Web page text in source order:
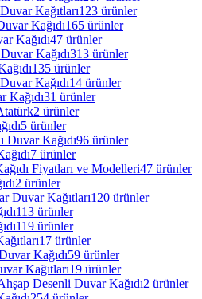
Kağıtları123 ürünler
Kağıdı165 ürünler
Kağıdı47 ürünler
Kağıdı313 ürünler
135 ürünler
Kağıdı14 ürünler
Kağıdı31 ürünler
2 ürünler
5 ürünler
Duvar Kağıdı96 ürünler
7 ürünler
Fiyatları ve Modelleri47 ürünler
2 ürünler
Duvar Kağıtları120 ürünler
113 ürünler
119 ürünler
17 ürünler
Kağıdı59 ürünler
Kağıtları19 ürünler
Desenli Duvar Kağıdı2 ürünler